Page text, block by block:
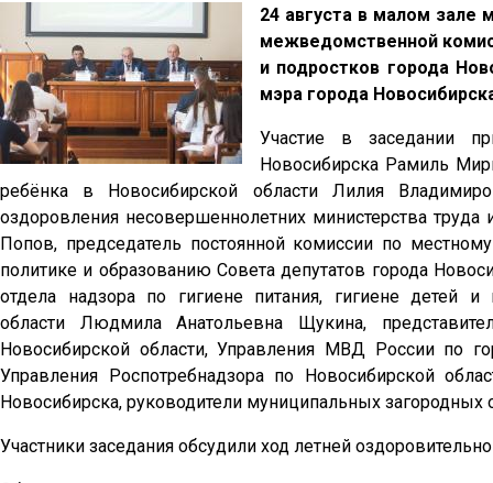
24 августа в малом зале
межведомственной
и подростков города
мэра города
Участие в заседании
Новосибирска Рамиль
ребёнка в Новосибирской области Лилия
оздоровления несовершеннолетних министерства
Попов, председатель постоянной комиссии по
политике и образованию Совета депутатов города
отдела надзора по гигиене питания, гигиене детей
области Людмила Анатольевна Щукина,
Новосибирской области, Управления МВД России по
Управления Роспотребнадзора по Новосибирской
Новосибирска, руководители муниципальных
Участники заседания обсудили ход летней